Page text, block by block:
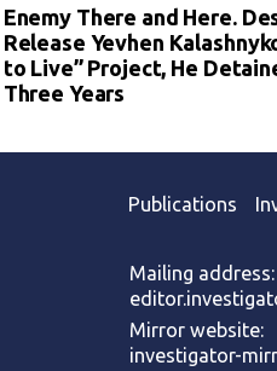
Enemy There and Here.
Release Yevhen
to Live” Project, He
Three Years
Publications
Mailing address:
Mirror website:
investigator-